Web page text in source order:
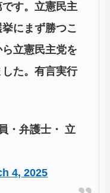
す。立憲民主
にまず勝つこ
立憲民主党を
た。有言実行
・弁護士・ 立
4, 2025